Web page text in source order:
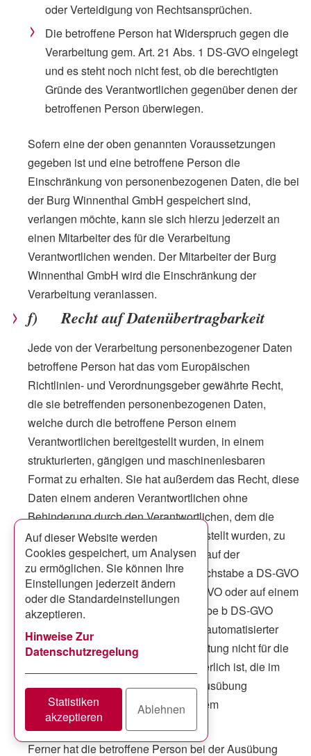
oder Verteidigung von Rechtsansprüchen.
Die betroffene Person hat Widerspruch gegen die
Verarbeitung gem. Art. 21 Abs. 1 DS-GVO eingelegt
und es steht noch nicht fest, ob die berechtigten
Gründe des Verantwortlichen gegenüber denen der
betroffenen Person überwiegen.
Sofern eine der oben genannten Voraussetzungen
gegeben ist und eine betroffene Person die
Einschränkung von personenbezogenen Daten, die bei
der Burg Winnenthal GmbH gespeichert sind,
verlangen möchte, kann sie sich hierzu jederzeit an
einen Mitarbeiter des für die Verarbeitung
Verantwortlichen wenden. Der Mitarbeiter der Burg
Winnenthal GmbH wird die Einschränkung der
Verarbeitung veranlassen.
f) Recht auf Datenübertragbarkeit
Jede von der Verarbeitung personenbezogener Daten
betroffene Person hat das vom Europäischen
Richtlinien- und Verordnungsgeber gewährte Recht,
die sie betreffenden personenbezogenen Daten,
welche durch die betroffene Person einem
Verantwortlichen bereitgestellt wurden, in einem
strukturierten, gängigen und maschinenlesbaren
Format zu erhalten. Sie hat außerdem das Recht, diese
Daten einem anderen Verantwortlichen ohne
Behinderung durch den Verantwortlichen, dem die
personenbezogenen Daten bereitgestellt wurden, zu
übermitteln, sofern die Verarbeitung auf der
Einwilligung gemäß Art. 6 Abs. 1 Buchstabe a DS-GVO
oder Art. 9 Abs. 2 Buchstabe a DS-GVO oder auf einem
Vertrag gemäß Art. 6 Abs. 1 Buchstabe b DS-GVO
beruht und die Verarbeitung mithilfe automatisierter
Verfahren erfolgt, sofern die Verarbeitung nicht für die
Wahrnehmung einer Aufgabe erforderlich ist, die im
öffentlichen Interesse liegt oder in Ausübung
öffentlicher Gewalt erfolgt, welche dem
Verantwortlichen übertragen wurde.
Ferner hat die betroffene Person bei der Ausübung
Auf dieser Website werden
Cookies gespeichert, um Analysen
zu ermöglichen. Sie können Ihre
Einstellungen jederzeit ändern
oder die Standardeinstellungen
akzeptieren.
Hinweise Zur
Datenschutzregelung
Statistiken
akzeptieren
Ablehnen